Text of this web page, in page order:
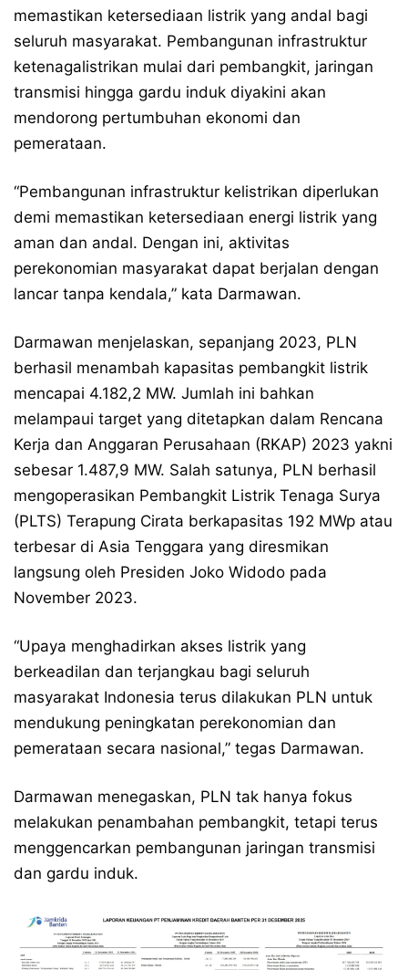
memastikan ketersediaan listrik yang andal bagi
seluruh masyarakat. Pembangunan infrastruktur
ketenagalistrikan mulai dari pembangkit, jaringan
transmisi hingga gardu induk diyakini akan
mendorong pertumbuhan ekonomi dan
pemerataan.
“Pembangunan infrastruktur kelistrikan diperlukan
demi memastikan ketersediaan energi listrik yang
aman dan andal. Dengan ini, aktivitas
perekonomian masyarakat dapat berjalan dengan
lancar tanpa kendala,” kata Darmawan.
Darmawan menjelaskan, sepanjang 2023, PLN
berhasil menambah kapasitas pembangkit listrik
mencapai 4.182,2 MW. Jumlah ini bahkan
melampaui target yang ditetapkan dalam Rencana
Kerja dan Anggaran Perusahaan (RKAP) 2023 yakni
sebesar 1.487,9 MW. Salah satunya, PLN berhasil
mengoperasikan Pembangkit Listrik Tenaga Surya
(PLTS) Terapung Cirata berkapasitas 192 MWp atau
terbesar di Asia Tenggara yang diresmikan
langsung oleh Presiden Joko Widodo pada
November 2023.
“Upaya menghadirkan akses listrik yang
berkeadilan dan terjangkau bagi seluruh
masyarakat Indonesia terus dilakukan PLN untuk
mendukung peningkatan perekonomian dan
pemerataan secara nasional,” tegas Darmawan.
Darmawan menegaskan, PLN tak hanya fokus
melakukan penambahan pembangkit, tetapi terus
menggencarkan pembangunan jaringan transmisi
dan gardu induk.